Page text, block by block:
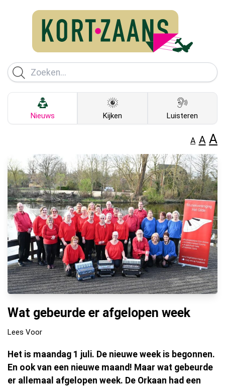
Nieuws Kijken Luisteren
A A A
Wat gebeurde er afgelopen week
Lees Voor
Het is maandag 1 juli. De nieuwe week is begonnen.
En ook van een nieuwe maand! Maar wat gebeurde
er allemaal afgelopen week. De Orkaan had een